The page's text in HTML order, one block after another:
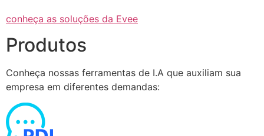
conheça as soluções da Evee
Produtos
Conheça nossas ferramentas de I.A que auxiliam sua
empresa em diferentes demandas: